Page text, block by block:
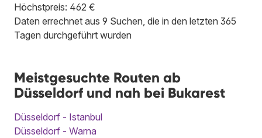
Höchstpreis: 462 €
Daten errechnet aus 9 Suchen, die in den letzten 365
Tagen durchgeführt wurden
Meistgesuchte Routen ab
Düsseldorf und nah bei Bukarest
Düsseldorf - Istanbul
Düsseldorf - Warna